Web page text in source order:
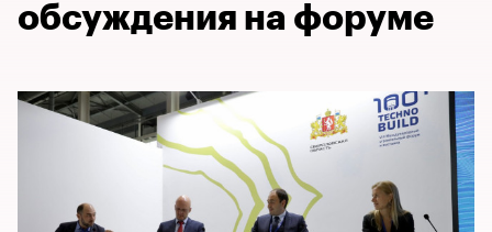
обсуждения на форуме